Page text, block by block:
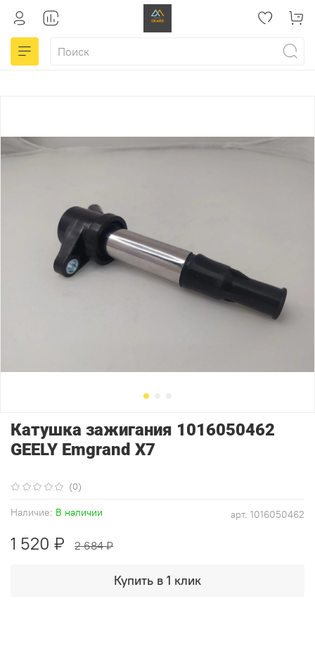
(0)
арт. 1016050462
Наличие: В наличии
Катушка зажигания 1016050462
GEELY Emgrand X7
1 520 ₽ 2 684 ₽
Купить в 1 клик